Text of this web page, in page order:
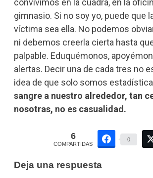
convivimos en la cuadra, en la
gimnasio. Si no soy yo, puede que
víctima sea ella. No podemos
ni debemos creerla cierta hasta
palpable. Eduquémonos,
alertas. Decir una de cada tres no
idea de que solo somos
sangre a nuestro alrededor, tan
nosotras, no es casualidad.
6
COMPARTIDAS
0
Deja una respuesta